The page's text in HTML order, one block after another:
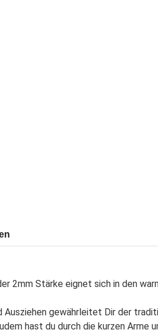
2mm Stärke eignet sich in den
Ausziehen gewährleitet Dir der
hast du durch die kurzen Arme